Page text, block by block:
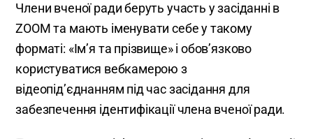
Члени вченої ради беруть участь у засіданні в
ZOOM та мають іменувати себе у такому
форматі: «Ім’я та прізвище» і обов’язково
користуватися вебкамерою з
відеопід’єднанням під час засідання для
забезпечення ідентифікації члена вченої ради.